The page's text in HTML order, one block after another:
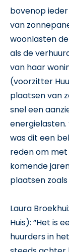
bovenop
van
woonlasten
als de
van haar
(voorzitter
plaatsen van
snel een
energielasten.
was dit een
reden om met
komende
plaatsen zoals
Laura
Huis): “Het is
huurders in